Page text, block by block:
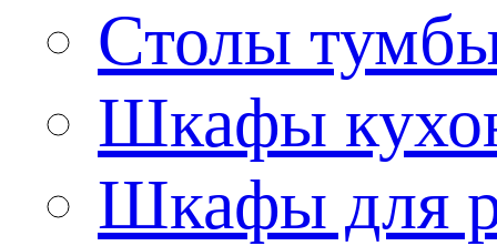
Столы
Шкафы
Шкафы для